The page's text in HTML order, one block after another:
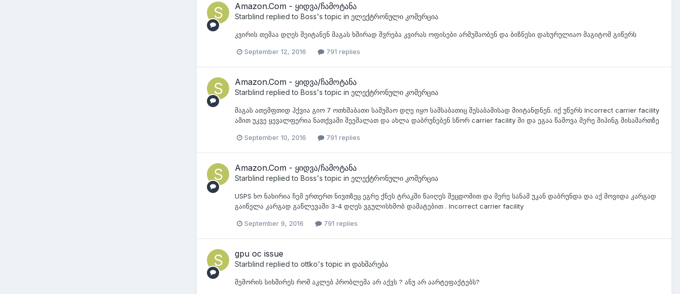
Amazon.Com - ყიდვა/ჩამოტანა
Starblind replied to Boss's topic in ელექტრონული კომერცია
კვირის თემაა დღეს შეიტანენ მაგას ხშირად შვრება კვირას ოფისები არმუშაობენ და ბიზნესი დახურულიაო მაგიტომ გიწერს
September 12, 2016 791 replies
Amazon.Com - ყიდვა/ჩამოტანა
Starblind replied to Boss's topic in ელექტრონული კომერცია
მაგას ათემფთიდ ჰქვია გიო 7 ოთხშაბათი სამუშაო დღე იყო სამსაბათიც შესაბამისად მიიტანდნენ. იქ უწერს Incorrect carrier facility
ამით უკვე ყევალფერია ნათქვამი შეეშალათ და ახლა დაბრუნებენ სწორ carrier facility ში და ეგაა წამოვა მერე შიპინგ მისამართზე
September 10, 2016 791 replies
Amazon.Com - ყიდვა/ჩამოტანა
Starblind replied to Boss's topic in ელექტრონული კომერცია
USPS ხო ნახირია ჩემ ერთერთ ნივთზეც ეგრე ქნეს ტრაკში წაიღეს შეცდომით და მერე სანამ უკან დაბრუნდა და აქ მოვიდა კარგად
გაიწელა კარგად გაწლევაში 3-4 დღეს ვგულისხმობ დამატებით . Incorrect carrier facility
September 9, 2016 791 replies
gpu oc issue
Starblind replied to ottko's topic in დახმარება
მემორის სიხშირეს რომ აკლებ პრობლემა არ აქვს ? ანუ არ აარტეფაქტებს?